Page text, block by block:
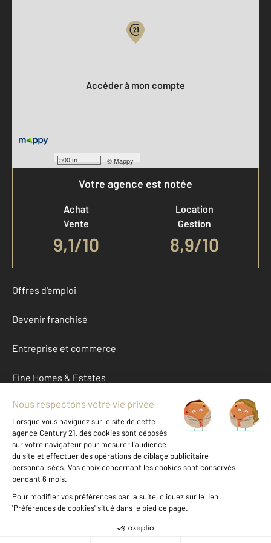
500 m ©Mappy
Accéder à mon compte
Votre agence est notée
Achat
Vente
9,1/10
Location
Gestion
8,9/10
Offres d'emploi
Devenir franchisé
Entreprise et commerce
Fine Homes & Estates
À propos
International
Nous contacter
Données personnelles